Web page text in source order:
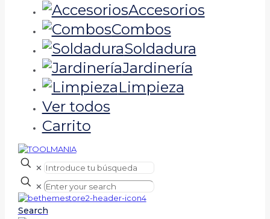
Accesorios
Combos
Soldadura
Jardinería
Limpieza
Ver todos
Carrito
✕
✕
Search